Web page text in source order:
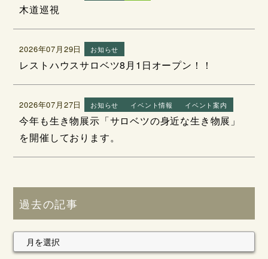
木道巡視
2026年07月29日 お知らせ
レストハウスサロベツ8月1日オープン！！
2026年07月27日 お知らせ イベント情報 イベント案内
今年も生き物展示「サロベツの身近な生き物展」
を開催しております。
過去の記事